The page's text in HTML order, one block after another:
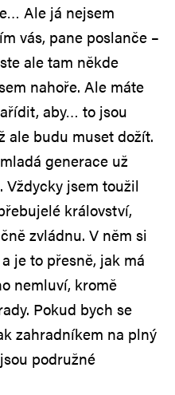
Ale já nejsem
vás, pane poslanče –
ale tam někde
nahoře. Ale máte
aby… to jsou
ale budu muset dožít.
generace už
Vždycky jsem toužil
království,
zvládnu. V něm si
je to přesně, jak má
nemluví, kromě
Pokud bych se
zahradníkem na plný
podružné